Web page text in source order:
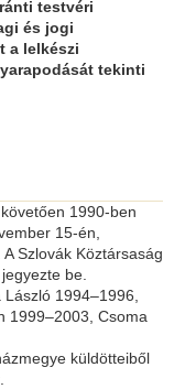
testvéri
és jogi
a lelkészi
tekinti
1990-ben
15-én,
Szlovák Köztársaság
be.
1994–1996,
1999–2003, Csoma
küldötteiből